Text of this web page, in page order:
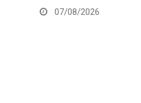
para pelea con Salkilld